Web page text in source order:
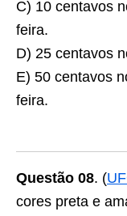
C) 10 centavos
feira.
D) 25 centavos
E) 50 centavos
feira.
Questão 08. (
cores preta e